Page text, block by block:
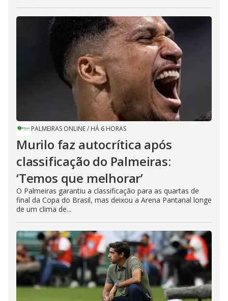
PALMEIRAS ONLINE/ HÁ 6 HORAS
Murilo faz autocrítica após
classificação do Palmeiras:
‘Temos que melhorar’
O Palmeiras garantiu a classificação para as quartas de
final da Copa do Brasil, mas deixou a Arena Pantanal longe
de um clima de...